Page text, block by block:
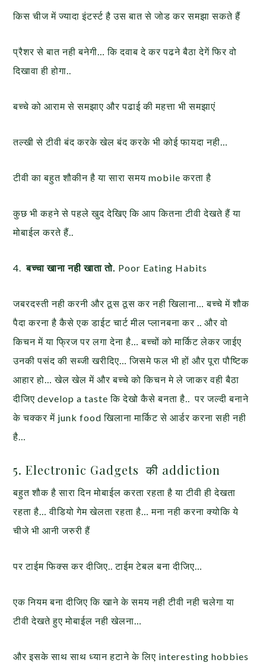
किस चीज में ज्यादा इंटर्स्ट है उस बात से जोड कर समझा सकते हैं
प्रैशर से बात नही बनेगी… कि दवाब दे कर पढने बैठा देगें फिर वो
दिखावा ही होगा..
बच्चे को आराम से समझाए और पढाई की महत्ता भी समझाएं
तल्खी से टीवी बंद करके खेल बंद करके भी कोई फायदा नही…
टीवी का बहुत शौकीन है या सारा समय mobile करता है
कुछ भी कहने से पहले खुद देखिए कि आप कितना टीवी देखते हैं या
मोबाईल करते हैं..
4. बच्चा खाना नही खाता तो. Poor Eating Habits
जबरदस्ती नही करनी और ठूस ठूस कर नही खिलाना… बच्चे में शौक
पैदा करना है कैसे एक डाईट चार्ट मील प्लानबना कर .. और वो
किचन में या फ्रिज पर लगा देना है… बच्चों को मार्किट लेकर जाईए
उनकी पसंद की सब्जी खरीदिए… जिसमे फल भी हों और पूरा पौष्टिक
आहार हो… खेल खेल में और बच्चे को किचन मे ले जाकर वही बैठा
दीजिए develop a taste कि देखो कैसे बनता है.. पर जल्दी बनाने
के चक्कर में junk food खिलाना मार्किट से आर्डर करना सही नही
है…
5. Electronic Gadgets की addiction
बहुत शौक है सारा दिन मोबाईल करता रहता है या टीवी ही देखता
रहता है… वीडियो गेम खेलता रहता है… मना नही करना क्योकि ये
चीजे भी आनी जरुरी हैं
पर टाईम फिक्स कर दीजिए.. टाईम टेबल बना दीजिए…
एक नियम बना दीजिए कि खाने के समय नही टीवी नही चलेगा या
टीवी देखते हुए मोबाईल नही खेलना…
और इसके साथ साथ ध्यान हटाने के लिए interesting hobbies